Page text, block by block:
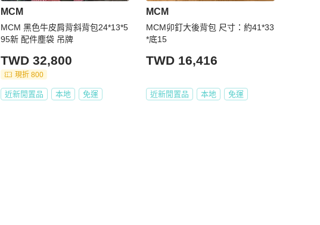
MCM
MCM 黑色牛皮肩背斜背包24*13*5
95新 配件塵袋 吊牌
TWD 32,800
現折 800
近新閒置品 本地 免運
MCM
MCM卯釘大後背包 尺寸：約41*33
*底15
TWD 16,416
近新閒置品 本地 免運